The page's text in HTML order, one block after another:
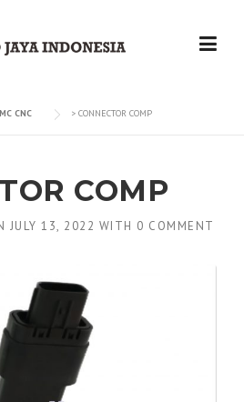
MC CNC > CONNECTOR COMP
COMP
JULY 13, 2022 WITH 0 COMMENT